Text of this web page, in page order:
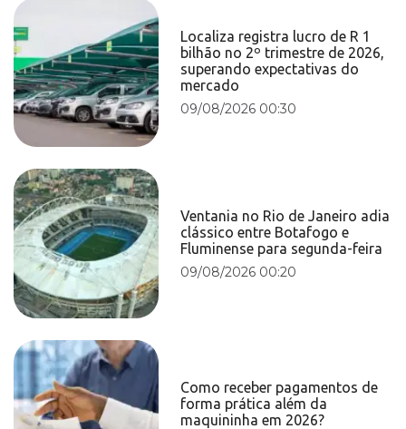
Localiza registra lucro de R 1
bilhão no 2º trimestre de 2026,
superando expectativas do
mercado
09/08/2026 00:30
Ventania no Rio de Janeiro adia
clássico entre Botafogo e
Fluminense para segunda-feira
09/08/2026 00:20
Como receber pagamentos de
forma prática além da
maquininha em 2026?